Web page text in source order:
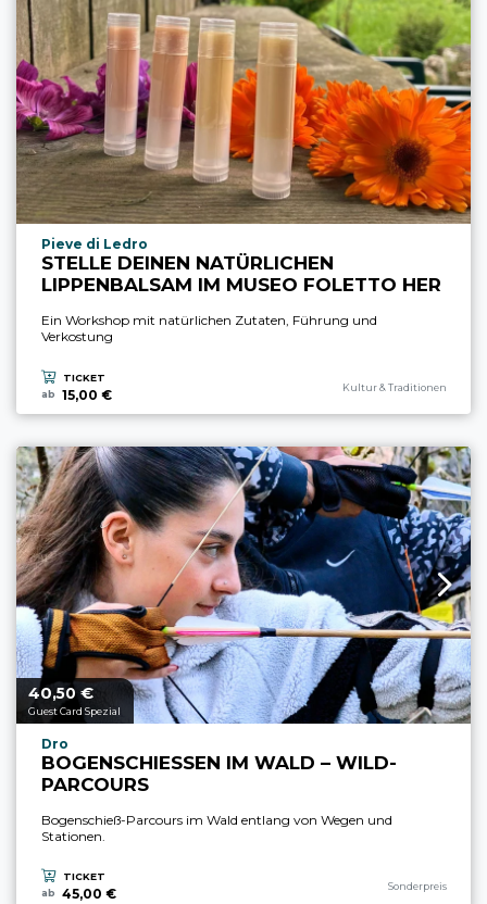
aria.experience_location_prefix
Pieve di Ledro
STELLE DEINEN NATÜRLICHEN
LIPPENBALSAM IM MUSEO FOLETTO HER
Ein Workshop mit natürlichen Zutaten, Führung und
Verkostung
TICKET
ab
15,00 € Kultur & Traditionen
aria.price_from_prefix
40,50€
Guest Card Spezial
aria.experience_location_prefix
Dro
BOGENSCHIESSEN IM WALD – WILD-P
ARCOURS
Bogenschieß-Parcours im Wald entlang von Wegen und
Stationen.
TICKET
ab
45,00 € Sonderpreis